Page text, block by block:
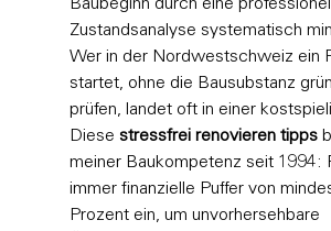
Baubeginn durch eine
Zustandsanalyse systematisch
Wer in der Nordwestschweiz ein
startet, ohne die Bausubstanz
prüfen, landet oft in einer
Diese stressfrei renovieren tipps
meiner Baukompetenz seit 1994:
immer finanzielle Puffer von
Prozent ein, um unvorhersehbare